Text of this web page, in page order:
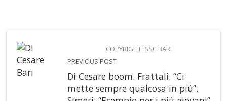
COPYRIGHT: SSC BARI
PREVIOUS POST
Di Cesare boom. Frattali: “Ci
mette sempre qualcosa in più”,